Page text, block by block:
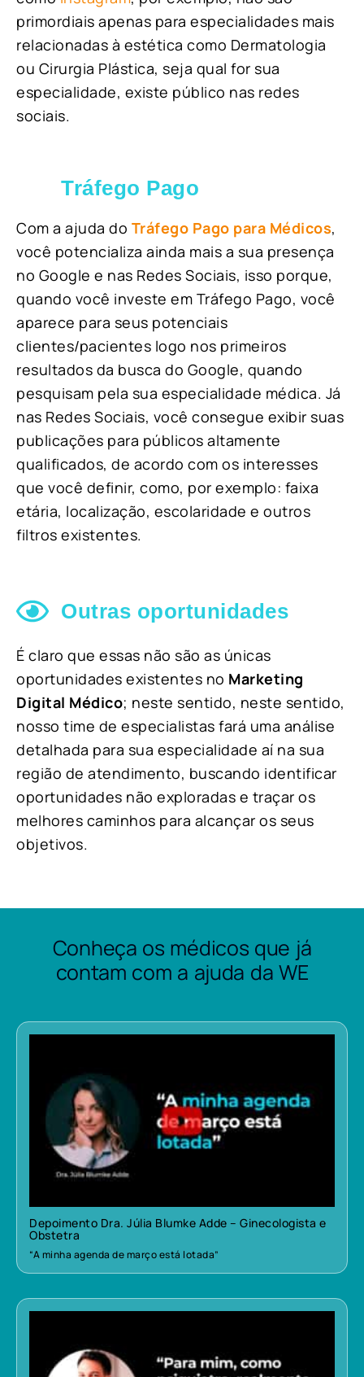
primordiais apenas para especialidades mais
relacionadas à estética como Dermatologia
ou Cirurgia Plástica, seja qual for sua
especialidade, existe público nas redes
sociais.
Tráfego Pago
Com a ajuda do Tráfego Pago para Médicos,
você potencializa ainda mais a sua presença
no Google e nas Redes Sociais, isso porque,
quando você investe em Tráfego Pago, você
aparece para seus potenciais
clientes/pacientes logo nos primeiros
resultados da busca do Google, quando
pesquisam pela sua especialidade médica. Já
nas Redes Sociais, você consegue exibir suas
publicações para públicos altamente
qualificados, de acordo com os interesses
que você definir, como, por exemplo: faixa
etária, localização, escolaridade e outros
filtros existentes.
Outras oportunidades
É claro que essas não são as únicas
oportunidades existentes no Marketing
Digital Médico; neste sentido, neste sentido,
nosso time de especialistas fará uma análise
detalhada para sua especialidade aí na sua
região de atendimento, buscando identificar
oportunidades não exploradas e traçar os
melhores caminhos para alcançar os seus
objetivos.
Conheça os médicos que já
contam com a ajuda da WE
Depoimento Dra. Júlia Blumke Adde – Ginecologista e
Obstetra
“A minha agenda de março está lotada”